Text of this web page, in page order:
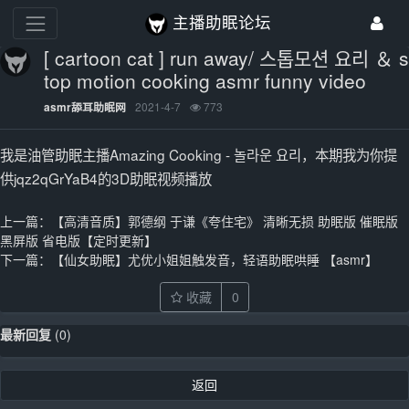
主播助眠论坛
[ cartoon cat ] run away/ 스톱모션 요리 ＆ s
top motion cooking asmr funny video
asmr舔耳助眠网 2021-4-7 773
我是油管助眠主播Amazing Cooking - 놀라운 요리，本期我为你提
供jqz2qGrYaB4的3D助眠视频播放
上一篇：
【高清音质】郭德纲 于谦《夸住宅》 清晰无损 助眠版 催眠版
黑屏版 省电版【定时更新】
下一篇：
【仙女助眠】尤优小姐姐触发音，轻语助眠哄睡 【asmr】
收藏 0
最新回复 (0)
返回